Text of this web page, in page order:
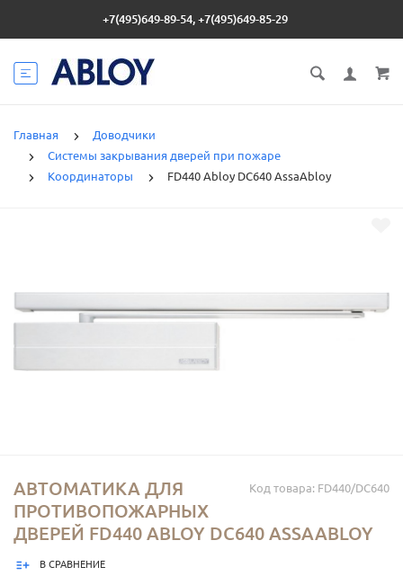
+7(495)649-89-54, +7(495)649-85-29
Главная
Доводчики
Системы закрывания дверей при пожаре
Координаторы
FD440 Abloy DC640 AssaAbloy
Код товара: FD440/DC640
АВТОМАТИКА ДЛЯ
ПРОТИВОПОЖАРНЫХ
ДВЕРЕЙ FD440 ABLOY DC640 ASSAABLOY
В СРАВНЕНИЕ